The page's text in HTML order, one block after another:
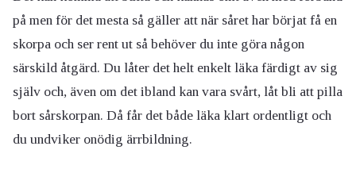
på men för det mesta så gäller att när såret har börjat få en
skorpa och ser rent ut så behöver du inte göra någon
särskild åtgärd. Du låter det helt enkelt läka färdigt av sig
själv och, även om det ibland kan vara svårt, låt bli att pilla
bort sårskorpan. Då får det både läka klart ordentligt och
du undviker onödig ärrbildning.